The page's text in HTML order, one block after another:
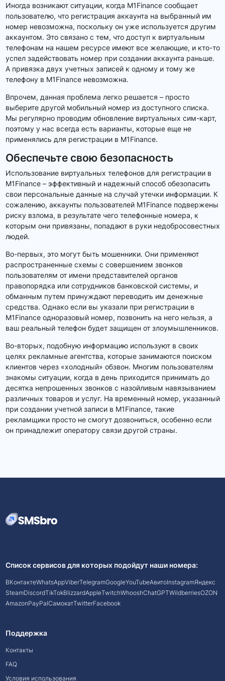
Иногда возникают ситуации, когда M1Finance сообщает
пользователю, что регистрация аккаунта на выбранный им
номер невозможна, поскольку он уже используется другим
аккаунтом. Это связано с тем, что доступ к виртуальным
телефонам на нашем ресурсе имеют все желающие, и кто-то
успел задействовать номер при создании аккаунта раньше.
А привязка двух учетных записей к одному и тому же
телефону в M1Finance невозможна.
Впрочем, данная проблема легко решается – просто
выберите другой мобильный номер из доступного списка.
Мы регулярно проводим обновление виртуальных сим-карт,
поэтому у нас всегда есть варианты, которые еще не
применялись для регистрации в M1Finance.
Обеспечьте свою безопасность
Использование виртуальных телефонов для регистрации в
M1Finance – эффективный и надежный способ обезопасить
свои персональные данные на случай утечки информации. К
сожалению, аккаунты пользователей M1Finance подвержены
риску взлома, в результате чего телефонные номера, к
которым они привязаны, попадают в руки недобросовестных
людей.
Во-первых, это могут быть мошенники. Они применяют
распространенные схемы с совершением звонков
пользователям от имени представителей органов
правопорядка или сотрудников банковской системы, и
обманным путем принуждают переводить им денежные
средства. Однако если вы указали при регистрации в
M1Finance одноразовый номер, позвонить на него нельзя, а
ваш реальный телефон будет защищен от злоумышленников.
Во-вторых, подобную информацию используют в своих
целях рекламные агентства, которые занимаются поиском
клиентов через «холодный» обзвон. Многим пользователям
знакомы ситуации, когда в день приходится принимать до
десятка непрошенных звонков с назойливым навязыванием
различных товаров и услуг. На временный номер, указанный
при создании учетной записи в M1Finance, такие
рекламщики просто не смогут дозвониться, особенно если
он принадлежит оператору связи другой страны.
Список сервисов для которых подойдут наши номера:
ВКонтактеWhatsAppViberTelegramGoogleYouTubeАвитоInstagramЯндекс
SteamDiscordTikTokBlizzardAppleTwitchWhooshChatGPTWildberriesOZON
AmazonPayPalСамокатTwitterFacebook
Поддержка
Контакты
FAQ
Условия использования